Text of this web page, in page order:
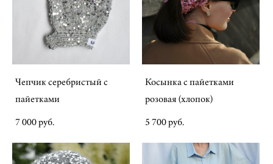
Чепчик серебристый с
пайетками
7 000 pуб.
Косынка с пайетками
розовая (хлопок)
5 700 pуб.